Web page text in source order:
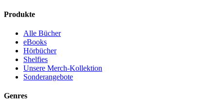
Produkte
Alle Bücher
eBooks
Hörbücher
Shelfies
Unsere Merch-Kollektion
Sonderangebote
Genres